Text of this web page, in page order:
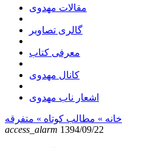
مقالات مهدوی
گالری تصاویر
معرفی کتاب
کانال مهدوی
اشعار ناب مهدوی
خانه » مطالب کوتاه » متفرقه
access_alarm 1394/09/22